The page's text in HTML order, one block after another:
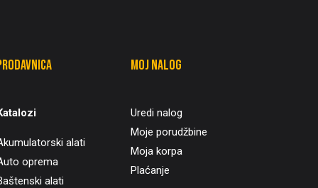
alati
oprema
alati
Moj nalog
Uredi nalog
Moje porudžbine
Moja korpa
Plaćanje